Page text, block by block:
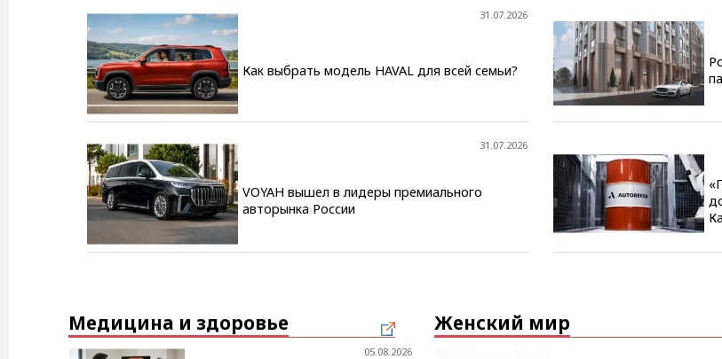
31.07.2026
Как выбрать модель HAVAL для всей семьи?
31.07.2026
VOYAH вышел в лидеры премиального
авторынка России
Медицина и здоровье
05.08.2026
Женский мир